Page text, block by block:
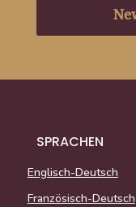
SPRACHEN
Englisch-Deutsch
Französisch-Deutsch